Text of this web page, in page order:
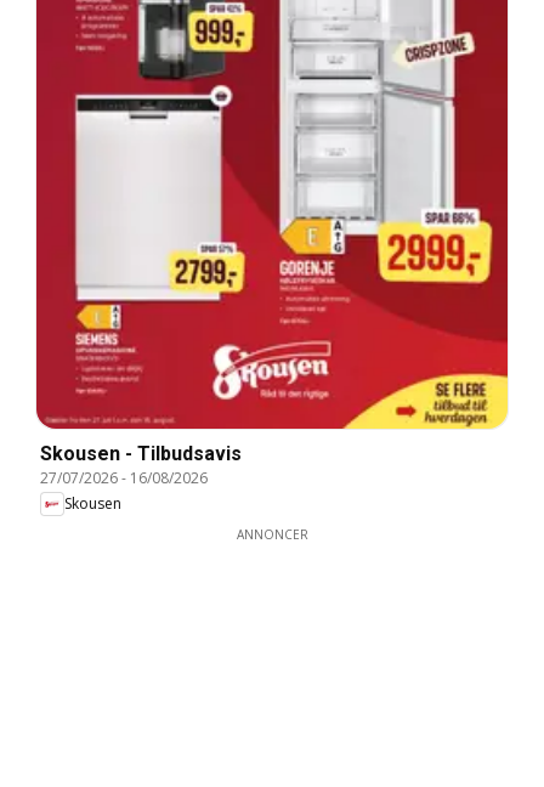
Skousen - Tilbudsavis
27/07/2026- 16/08/2026
Skousen
ANNONCER